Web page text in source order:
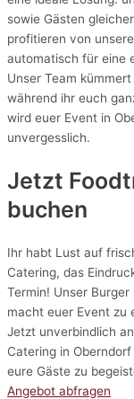
sowie Gästen
profitieren von
automatisch für eine
Unser Team
während ihr euch
wird euer Event in
unvergesslich.
Jetzt
buchen
Ihr habt Lust auf
Catering, das
Termin! Unser
macht euer Event zu
Jetzt unverbindlich
Catering in
eure Gäste zu
Angebot abfragen